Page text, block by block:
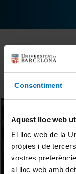
Consentiment
Aquest lloc web
El lloc web de la
pròpies i de
vostres
al lloc web amb
Ordenar